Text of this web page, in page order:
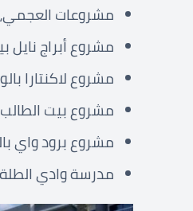
مشروعات
مشروع أبراج نايل
مشروع لاكنتارا
مشروع بيت
مشروع برود واي
مدرسة وادي الطلة